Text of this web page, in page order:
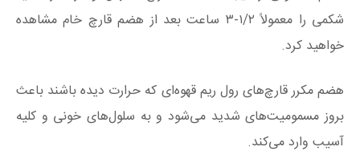
شکمی را معمولاً ۱/۲-۳ ساعت بعد از هضم قارچ خام مشاهده
خواهید کرد.
هضم مکرر قارچ‌های رول‌ ریم قهوه‌ای که حرارت دیده باشند باعث
بروز مسمومیت‌های شدید می‌شود و به سلول‌های خونی و کلیه
آسیب وارد می‌کند.